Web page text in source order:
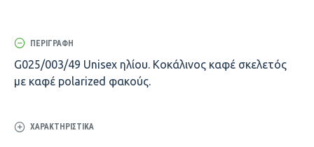
ΠΕΡΙΓΡΑΦΉ
G025/003/49 Unisex ηλίου. Κοκάλινος καφέ σκελετός
με καφέ polarized φακούς.
ΧΑΡΑΚΤΗΡΙΣΤΙΚΆ